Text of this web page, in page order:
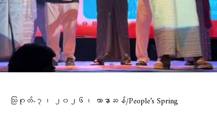
သြဂုတ်-၇၊ ၂၀၂၆၊ ဟာနာဆန်/People’s Spring